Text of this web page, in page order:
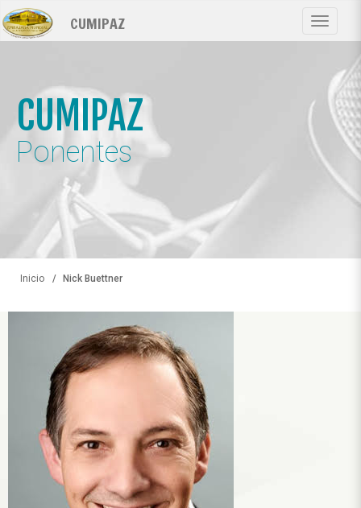
Pasar
al
contenido
Toggle
CUMIPAZ
CUMIPAZ
Ponentes
Inicio Nick Buettner